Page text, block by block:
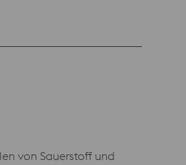
von Sauerstoff und